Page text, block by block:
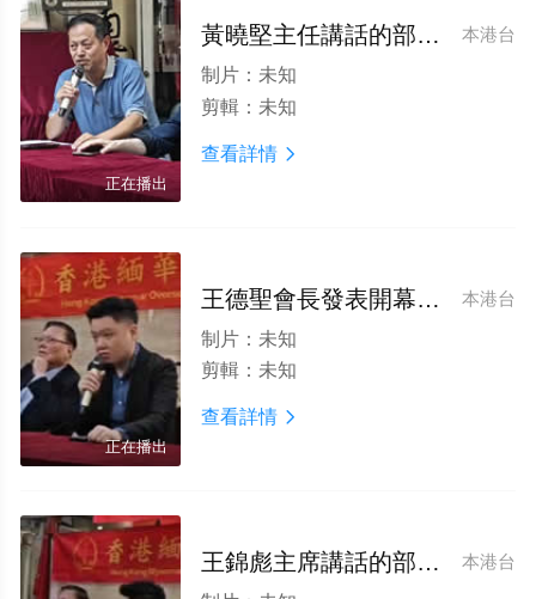
正在播出
本港台
黃曉堅主任講話的部分視頻
制片： 未知
剪輯： 未知
查看詳情 
正在播出
本港台
王德聖會長發表開幕演講的視頻
制片： 未知
剪輯： 未知
查看詳情 
本港台
王錦彪主席講話的部分視頻